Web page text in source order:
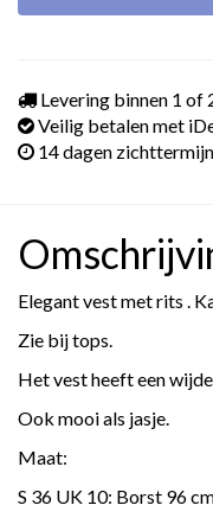
Levering binnen 1 of
Veilig betalen met
14 dagen zichttermijn
Elegant vest met rits .
Zie bij tops.
Het vest heeft een
Ook mooi als jasje.
Maat:
S 36 UK 10: Borst 96